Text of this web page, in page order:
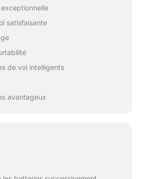
satisfaisante
de vol intelligents
avantageux